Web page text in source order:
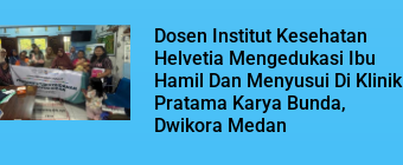
Dosen Institut Kesehatan
Helvetia Mengedukasi Ibu
Hamil Dan Menyusui Di Klinik
Pratama Karya Bunda,
Dwikora Medan